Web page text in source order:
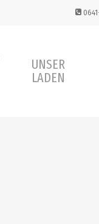
UNSER
LADEN